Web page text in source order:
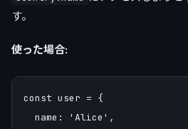
す。
使った場合:
const user = {
  name: 'Alice',